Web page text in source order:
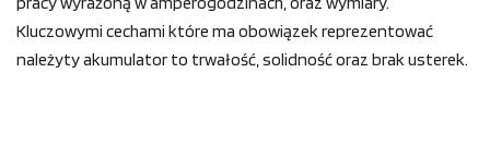
Kluczowymi cechami które ma obowiązek reprezentować
należyty akumulator to trwałość, solidność oraz brak usterek.